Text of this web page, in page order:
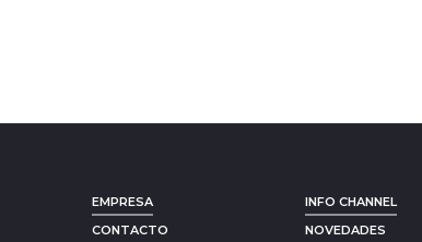
EMPRESA
CONTACTO
INFO CHANNEL
NOVEDADES